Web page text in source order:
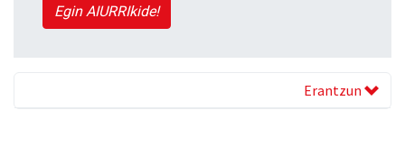
Egin AIURRIkide!
Erantzun